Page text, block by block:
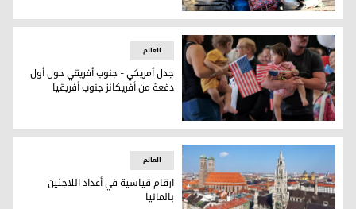
الامم المتحدة: تقليص المساعدات يهدد حياة نحو 12 مليون لاجئ
جدل أمريكي - جنوب أفريقي حول أول دفعة من أفريكانز جنوب
العالم
جدل أمريكي - جنوب أفريقي حول أول
دفعة من أفريكانز جنوب أفريقيا
العالم
ارقام قياسية في أعداد اللاجئين
بالمانيا